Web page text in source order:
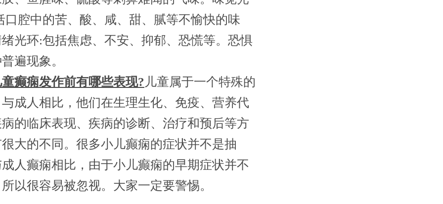
口腔中的苦、酸、咸、甜、腻等不愉快的味
光环:包括焦虑、不安、抑郁、恐慌等。恐惧
遍现象。
癫痫发作前有哪些表现? 儿童属于一个特殊的
成人相比，他们在生理生化、免疫、营养代
的临床表现、疾病的诊断、治疗和预后等方
大的不同。很多小儿癫痫的症状并不是抽
人癫痫相比，由于小儿癫痫的早期症状并不
以很容易被忽视。大家一定要警惕。